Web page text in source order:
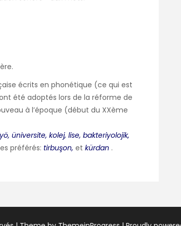
écrits en phonétique (ce qui est
été adoptés lors de la réforme de
à l’époque (début du XXème
üniversite, kolej, lise, bakteriyolojik,
préférés: tirbuşon, et kürdan .